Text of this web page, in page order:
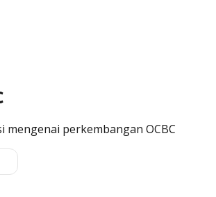
mengenai perkembangan OCBC